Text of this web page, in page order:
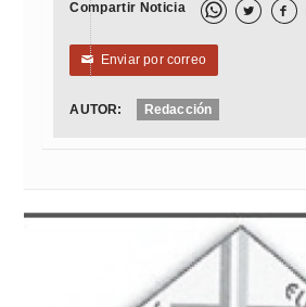
Compartir Noticia  
✉ Enviar por correo
AUTOR: Redacción